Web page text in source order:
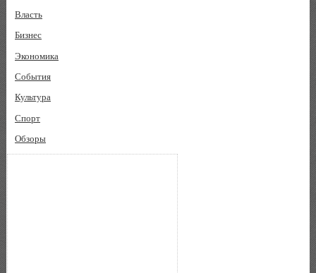
Власть
Бизнес
Экономика
События
Культура
Спорт
Обзоры